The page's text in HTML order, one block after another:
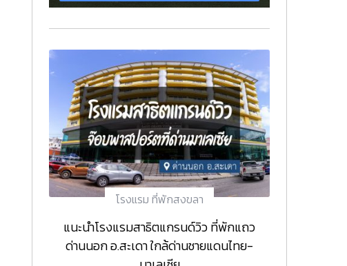
โรงแรม ที่พักสงขลา
แนะนำโรงแรมสาธิตแกรนด์วิว ที่พักแถว
ด่านนอก อ.สะเดา ใกล้ด่านชายแดนไทย-